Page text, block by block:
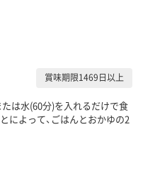
賞味期限1469日以上
は水(60分)を入れるだけで食
によって、ごはんとおかゆの2